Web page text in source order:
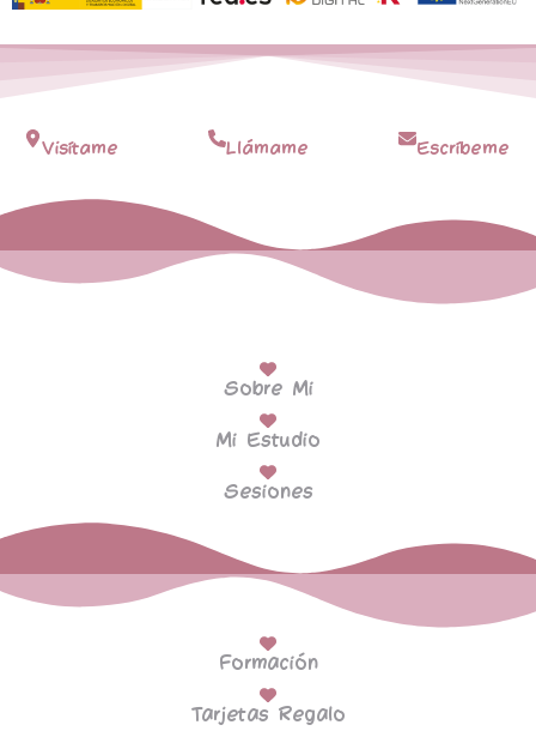
Visítame Llámame Escríbeme
Sobre Mi
Mi Estudio
Sesiones
Formación
Tarjetas Regalo